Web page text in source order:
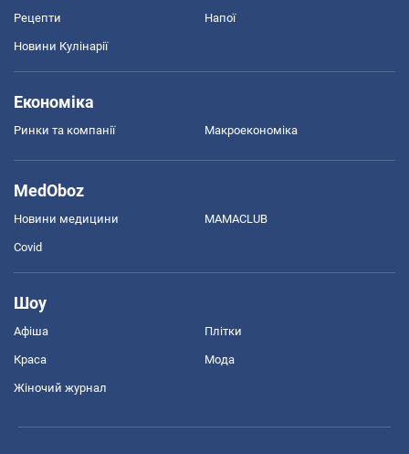
Рецепти Напої
Новини Кулінарії
Економіка
Ринки та компанії Макроекономіка
MedOboz
Новини медицини MAMACLUB
Covid
Шоу
Афіша Плітки
Краса Мода
Жіночий журнал